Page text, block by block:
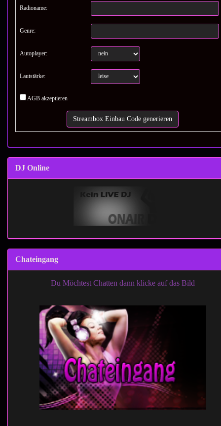
Radioname:
Genre:
Autoplayer:
Lautstärke:
AGB akzeptieren
DJ Online
Chateingang
Du Möchtest Chatten dann klicke auf das Bild